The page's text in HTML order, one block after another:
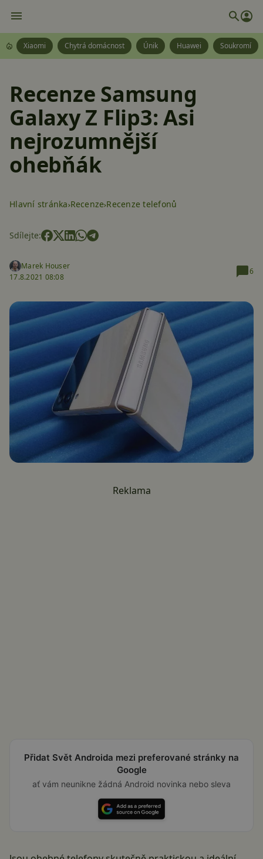
Xiaomi Chytrá domácnost Únik Huawei Soukromí
Recenze Samsung
Galaxy Z Flip3: Asi
nejrozumnější
ohebňák
Hlavní stránka Recenze Recenze telefonů
Sdílejte:
Marek Houser
17.8.2021 08:08
6
Reklama
Přidat Svět Androida mezi preferované stránky na
Google
ať vám neunikne žádná Android novinka nebo sleva